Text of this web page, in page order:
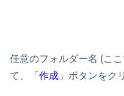
任意のフォルダー名 (ここ
て、「 作成 」ボタンをク